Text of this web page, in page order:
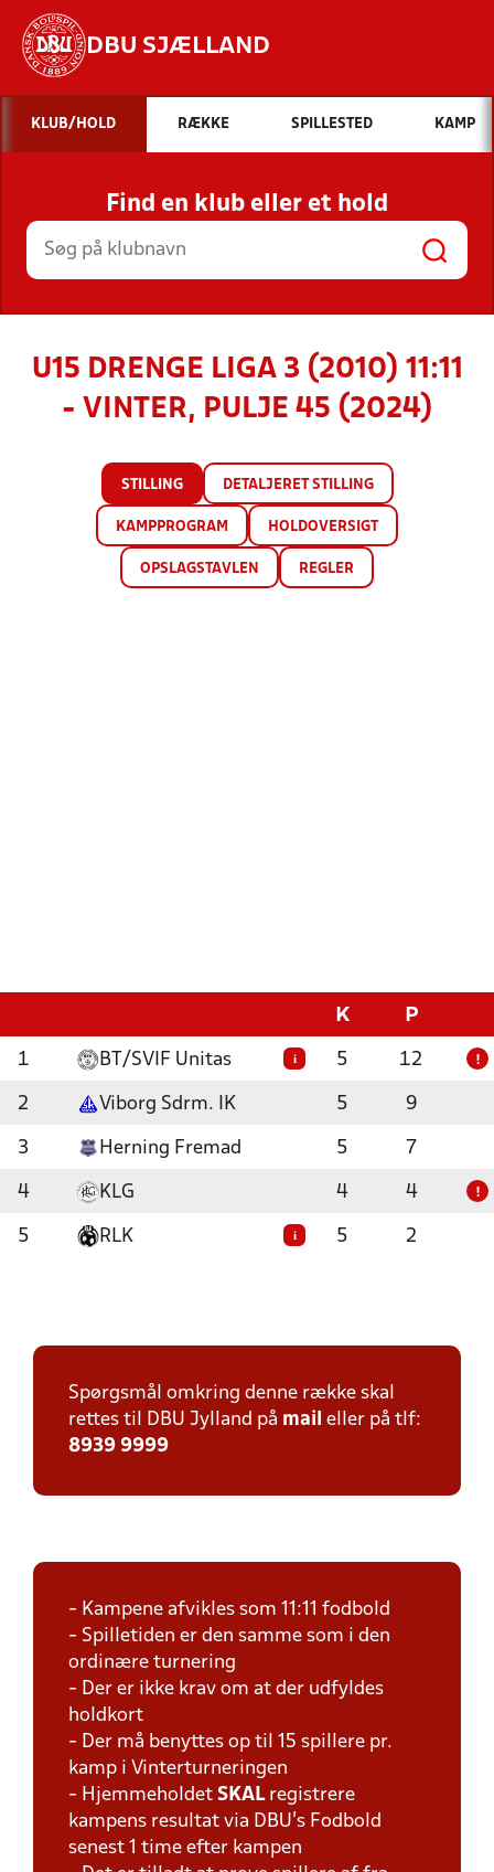
DBU SJÆLLAND
Hvad vil du søge efter?
INDHOLD OG NYHEDER
STILLINGER, RESULTATER, KLUBBER OG
HOLD
KLUB/HOLD RÆKKE SPILLESTED KAMP
Find en klub eller et hold
U15 DRENGE LIGA 3 (2010) 11:11
- VINTER, PULJE 45 (2024)
STILLING DETALJERET STILLING
KAMPPROGRAM HOLDOVERSIGT
OPSLAGSTAVLEN REGLER
K P
1 BT/SVIF Unitas i 5 12 !
2 Viborg Sdrm. IK 5 9
3 Herning Fremad 5 7
4 KLG 4 4 !
5 RLK i 5 2
Spørgsmål omkring denne række skal
rettes til DBU Jylland på mail eller på tlf:
8939 9999
- Kampene afvikles som 11:11 fodbold
- Spilletiden er den samme som i den
ordinære turnering
- Der er ikke krav om at der udfyldes
holdkort
- Der må benyttes op til 15 spillere pr.
kamp i Vinterturneringen
- Hjemmeholdet SKAL registrere
kampens resultat via DBU's Fodbold
senest 1 time efter kampen